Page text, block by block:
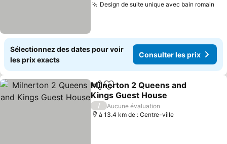
Design de suite unique avec bain romain
Sélectionnez des dates pour voir
les prix exacts
Consulter les prix
PartagerAjouter à mes favoris
Milnerton 2 Queens and
Kings Guest House
Consulter les prix
/
Aucune évaluation
à 13.4 km de : Centre-ville